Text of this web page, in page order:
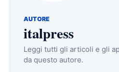
AUTORE
italpress
Leggi tutti gli articoli e gli
da questo autore.